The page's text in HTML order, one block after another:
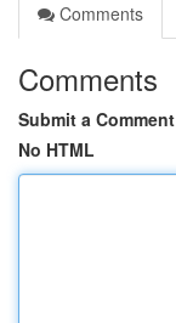
Comments
Comments
Submit a Comment
No HTML